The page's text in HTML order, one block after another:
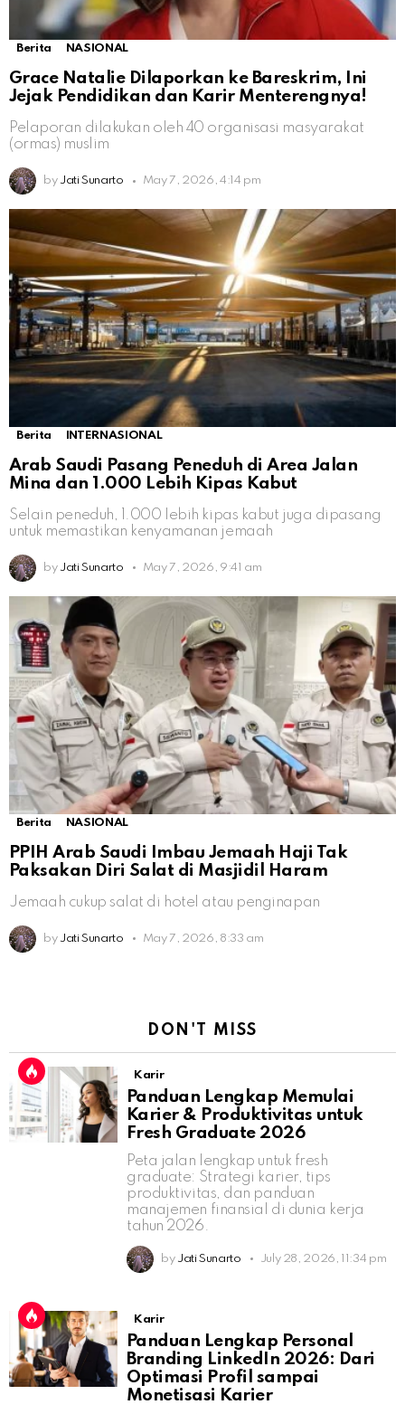
Berita NASIONAL
Grace Natalie Dilaporkan ke Bareskrim, Ini
Jejak Pendidikan dan Karir Menterengnya!
Pelaporan dilakukan oleh 40 organisasi masyarakat
(ormas) muslim
by Jati Sunarto May 7, 2026, 4:14 pm
Berita INTERNASIONAL
Arab Saudi Pasang Peneduh di Area Jalan
Mina dan 1.000 Lebih Kipas Kabut
Selain peneduh, 1.000 lebih kipas kabut juga dipasang
untuk memastikan kenyamanan jemaah
by Jati Sunarto May 7, 2026, 9:41 am
Berita NASIONAL
PPIH Arab Saudi Imbau Jemaah Haji Tak
Paksakan Diri Salat di Masjidil Haram
Jemaah cukup salat di hotel atau penginapan
by Jati Sunarto May 7, 2026, 8:33 am
DON'T MISS
Karir
Panduan Lengkap Memulai
Karier & Produktivitas untuk
Fresh Graduate 2026
Peta jalan lengkap untuk fresh
graduate: Strategi karier, tips
produktivitas, dan panduan
manajemen finansial di dunia kerja
tahun 2026.
by Jati Sunarto July 28, 2026, 11:34 pm
Karir
Panduan Lengkap Personal
Branding LinkedIn 2026: Dari
Optimasi Profil sampai
Monetisasi Karier